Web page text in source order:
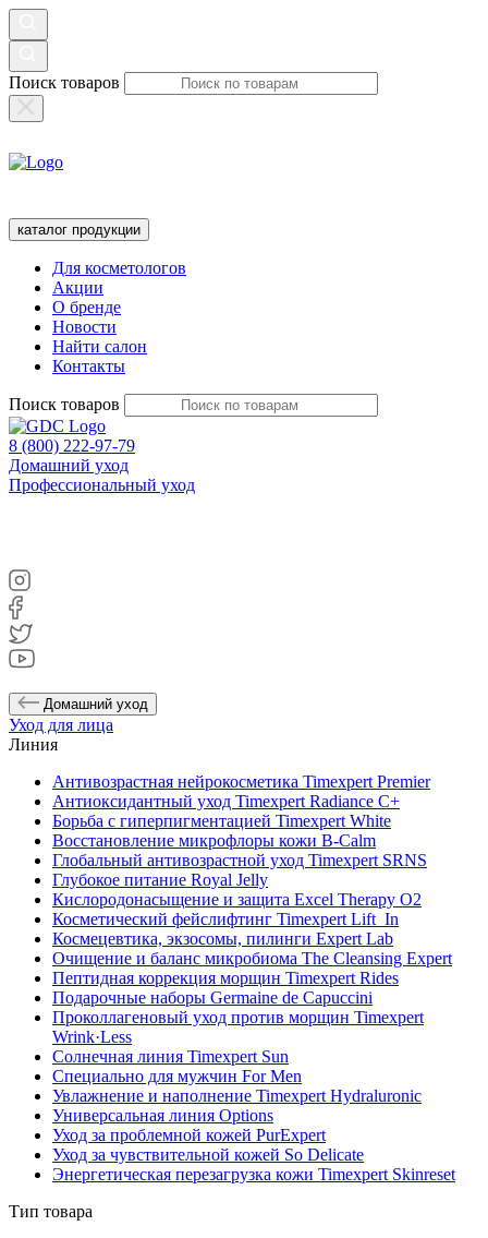
Поиск товаров
каталог продукции
Для косметологов
Акции
О бренде
Новости
Найти салон
Контакты
Поиск товаров
8 (800) 222-97-79
Домашний уход
Профессиональный уход
Домашний уход
Уход для лица
Линия
Антивозрастная нейрокосметика Timexpert Premier
Антиоксидантный уход Timexpert Radiance C+
Борьба с гиперпигментацией Timexpert White
Восстановление микрофлоры кожи B-Calm
Глобальный антивозрастной уход Timexpert SRNS
Глубокое питание Royal Jelly
Кислородонасыщение и защита Excel Therapy O2
Косметический фейслифтинг Timexpert Lift_In
Космецевтика, экзосомы, пилинги Expert Lab
Очищение и баланс микробиома The Cleansing Expert
Пептидная коррекция морщин Timexpert Rides
Подарочные наборы Germaine de Capuccini
Проколлагеновый уход против морщин Timexpert
Wrink·Less
Солнечная линия Timexpert Sun
Специально для мужчин For Men
Увлажнение и наполнение Timexpert Hydraluronic
Универсальная линия Options
Уход за проблемной кожей PurExpert
Уход за чувствительной кожей So Delicate
Энергетическая перезагрузка кожи Timexpert Skinreset
Тип товара